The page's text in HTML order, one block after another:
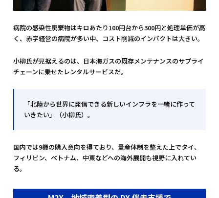
病院の感染性廃棄物はキロあたり100円台から300円と処理単価が高
く、赤字経営の病院が多い中、コスト削減のインパクトは大きい。
小柳氏が見据えるのは、日本海ガスの既存メンテナンスのサプライ
チェーンに乗せたレンタルサービスだ。
「北陸から世界に発信できる新しいインフラを一緒に作って
いきたい」（小柳氏）。
国内では9機の購入意向を得ており、量産体制を整えた上でタイ、
フィリピン、ベトナム、中東などへの海外展開も視野に入れてい
る。